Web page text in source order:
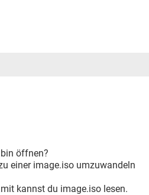
öffnen?
einer image.iso umzuwandeln
kannst du image.iso lesen.